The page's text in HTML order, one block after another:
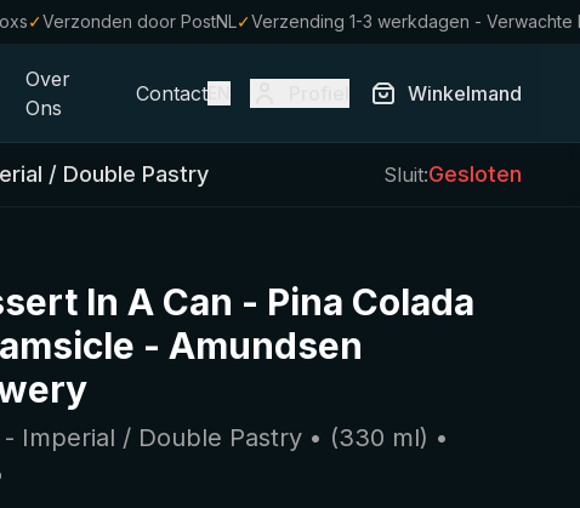
✓Verzonden door PostNL✓Verzending 1-3 werkdagen - Verwachte
Over
Ons
Contact Winkelmand
/ Double Pastry Sluit:Gesloten
In A Can - Pina Colada
-Amundsen
Imperial / Double Pastry • (330 ml) •